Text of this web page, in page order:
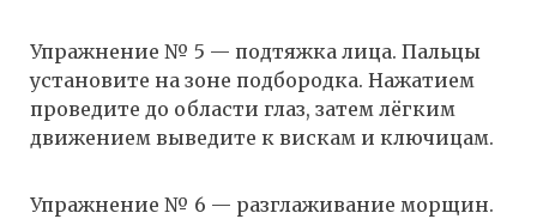
Упражнение № 5 — подтяжка лица. Пальцы
установите на зоне подбородка. Нажатием
проведите до области глаз, затем лёгким
движением выведите к вискам и ключицам.
Упражнение № 6 — разглаживание морщин.